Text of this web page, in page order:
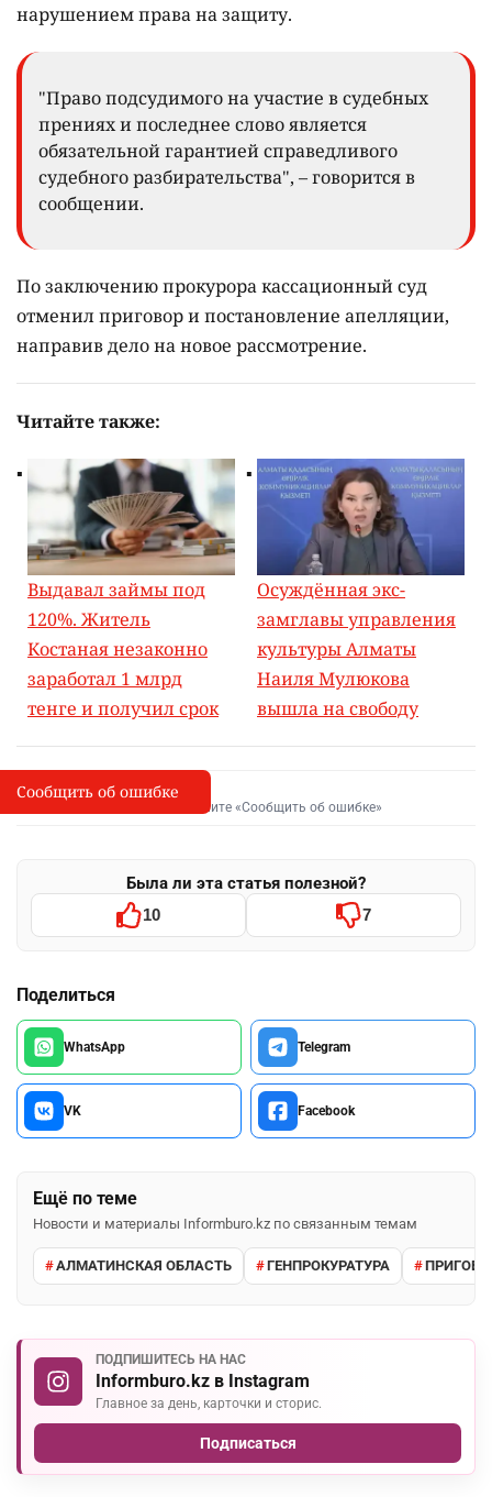
нарушением права на защиту.
"Право подсудимого на участие в судебных
прениях и последнее слово является
обязательной гарантией справедливого
судебного разбирательства", – говорится в
сообщении.
По заключению прокурора кассационный суд
отменил приговор и постановление апелляции,
направив дело на новое рассмотрение.
Читайте также:
Выдавал займы под
120%. Житель
Костаная незаконно
заработал 1 млрд
тенге и получил срок
Осуждённая экс-
замглавы управления
культуры Алматы
Наиля Мулюкова
вышла на свободу
I
Сообщить об опечатке
Выделите фрагмент и нажмите «Сообщить об ошибке»
Была ли эта статья полезной?
10 7
Поделиться
WhatsApp Telegram
VK Facebook
Ещё по теме
Новости и материалы Informburo.kz по связанным темам
АЛМАТИНСКАЯ ОБЛАСТЬ ГЕНПРОКУРАТУРА
ПОДПИШИТЕСЬ НА НАС
Informburo.kz в Instagram
Главное за день, карточки и сторис.
Подписаться
Сообщить об ошибке